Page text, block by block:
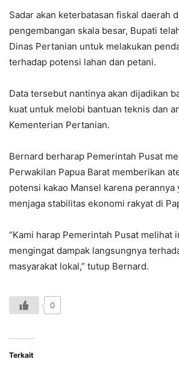
Sadar akan keterbatasan fiskal daerah
pengembangan skala besar, Bupati
Dinas Pertanian untuk melakukan
terhadap potensi lahan dan petani.
Data tersebut nantinya akan dijadikan
kuat untuk melobi bantuan teknis dan
Kementerian Pertanian.
Bernard berharap Pemerintah Pusat
Perwakilan Papua Barat memberikan
potensi kakao Mansel karena perannya
menjaga stabilitas ekonomi rakyat di
“Kami harap Pemerintah Pusat melihat
mengingat dampak langsungnya
masyarakat lokal,” tutup Bernard.
0
Terkait